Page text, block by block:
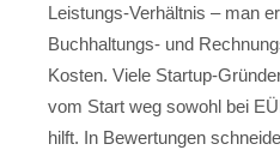
Leistungs-Verhältnis – man
Buchhaltungs- und
Kosten. Viele Startup-
vom Start weg sowohl bei
hilft. In Bewertungen